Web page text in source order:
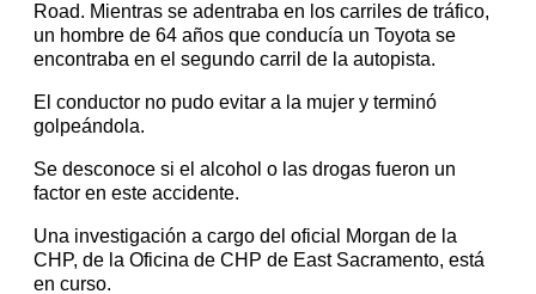
Road. Mientras se adentraba en los carriles de tráfico,
un hombre de 64 años que conducía un Toyota se
encontraba en el segundo carril de la autopista.
El conductor no pudo evitar a la mujer y terminó
golpeándola.
Se desconoce si el alcohol o las drogas fueron un
factor en este accidente.
Una investigación a cargo del oficial Morgan de la
CHP, de la Oficina de CHP de East Sacramento, está
en curso.